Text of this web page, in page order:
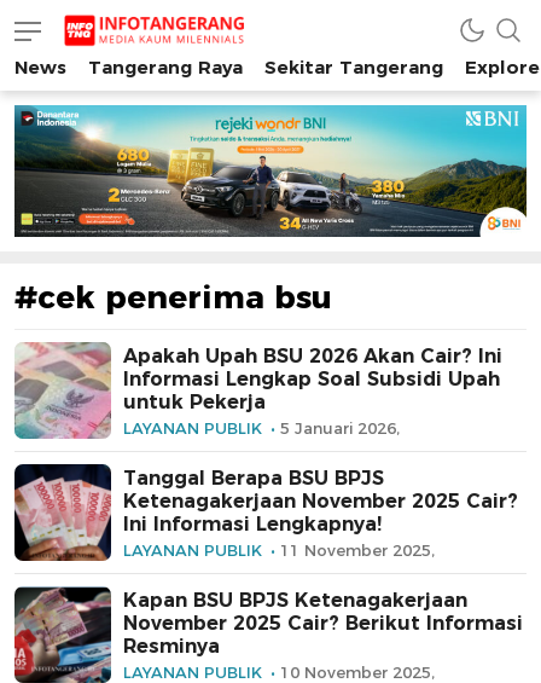
INFO TANGERANG
Media Kaum Millenials Tangerang Raya
News Tangerang Raya Sekitar Tangerang
#cek penerima bsu
Apakah Upah BSU 2026 Akan Cair? Ini
Informasi Lengkap Soal Subsidi Upah
untuk Pekerja
LAYANAN PUBLIK 5 Januari 2026,
Tanggal Berapa BSU BPJS
Ketenagakerjaan November 2025 Cair?
Ini Informasi Lengkapnya!
LAYANAN PUBLIK 11 November 2025,
Kapan BSU BPJS Ketenagakerjaan
November 2025 Cair? Berikut Informasi
Resminya
LAYANAN PUBLIK 10 November 2025,